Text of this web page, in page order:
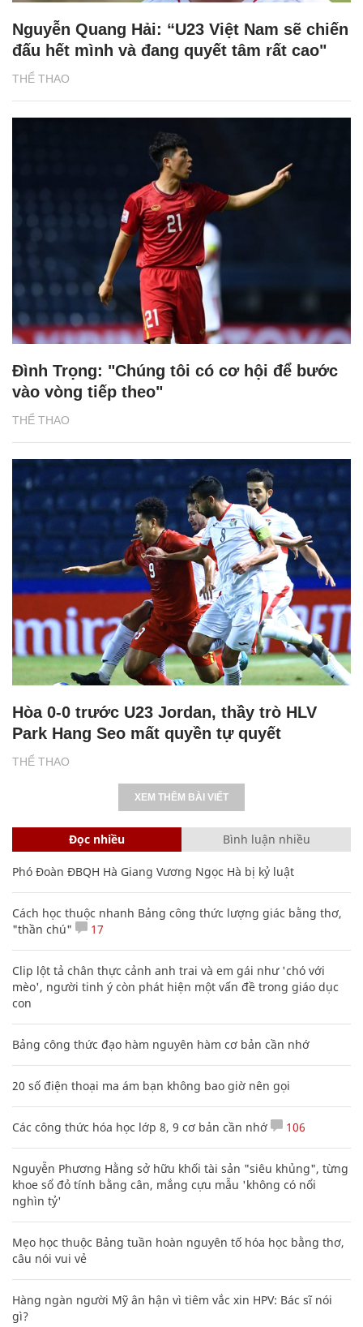
THỂ THAO
Nguyễn Quang Hải: “U23 Việt Nam sẽ chiến
đấu hết mình và đang quyết tâm rất cao"
THỂ THAO
Đình Trọng: "Chúng tôi có cơ hội để bước
vào vòng tiếp theo"
THỂ THAO
Hòa 0-0 trước U23 Jordan, thầy trò HLV
Park Hang Seo mất quyền tự quyết
XEM THÊM BÀI VIẾT
Đọc nhiều Bình luận nhiều
Phó Đoàn ĐBQH Hà Giang Vương Ngọc Hà bị kỷ luật
Cách học thuộc nhanh Bảng công thức lượng giác bằng thơ,
"thần chú"
17
Clip lột tả chân thực cảnh anh trai và em gái như 'chó với
mèo', người tinh ý còn phát hiện một vấn đề trong giáo dục
con
Bảng công thức đạo hàm nguyên hàm cơ bản cần nhớ
20 số điện thoại ma ám bạn không bao giờ nên gọi
Các công thức hóa học lớp 8, 9 cơ bản cần nhớ 106
Nguyễn Phương Hằng sở hữu khối tài sản "siêu khủng", từng
khoe sổ đỏ tính bằng cân, mắng cựu mẫu 'không có nổi
nghìn tỷ'
Mẹo học thuộc Bảng tuần hoàn nguyên tố hóa học bằng thơ,
câu nói vui vẻ
Hàng ngàn người Mỹ ân hận vì tiêm vắc xin HPV: Bác sĩ nói
gì?